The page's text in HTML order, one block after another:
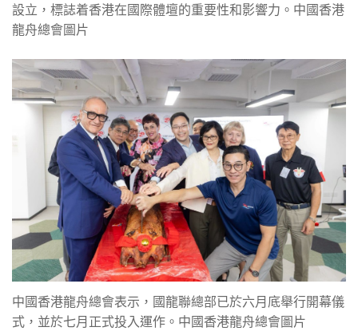
設立，標誌着香港在國際體壇的重要性和影響力。中國香港
龍舟總會圖片
中國香港龍舟總會表示，國龍聯總部已於六月底舉行開幕儀
式，並於七月正式投入運作。中國香港龍舟總會圖片